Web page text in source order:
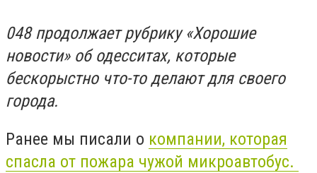
048 продолжает рубрику «Хорошие
новости» об одесситах, которые
бескорыстно что-то делают для своего
города.
Ранее мы писали о компании, которая
спасла от пожара чужой микроавтобус.